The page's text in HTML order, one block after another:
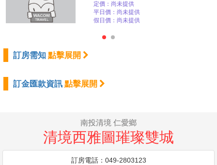
定價：尚未提供
平日價：尚未提供
假日價：尚未提供
訂房需知 點擊展開
訂金匯款資訊 點擊展開
南投清境 仁愛鄉
清境西雅圖璀璨雙城
訂房電話：049-2803123